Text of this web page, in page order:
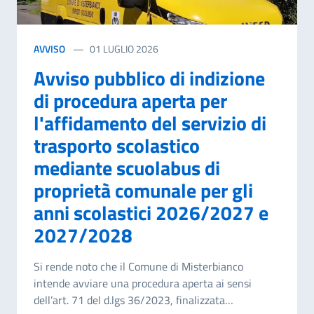
AVVISO 01 LUGLIO 2026
Avviso pubblico di indizione
di procedura aperta per
l'affidamento del servizio di
trasporto scolastico
mediante scuolabus di
proprietà comunale per gli
anni scolastici 2026/2027 e
2027/2028
Si rende noto che il Comune di Misterbianco
intende avviare una procedura aperta ai sensi
dell’art. 71 del d.lgs 36/2023, finalizzata